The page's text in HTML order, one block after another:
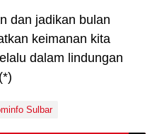
dan jadikan bulan
keimanan kita
dalam lindungan
Sulbar